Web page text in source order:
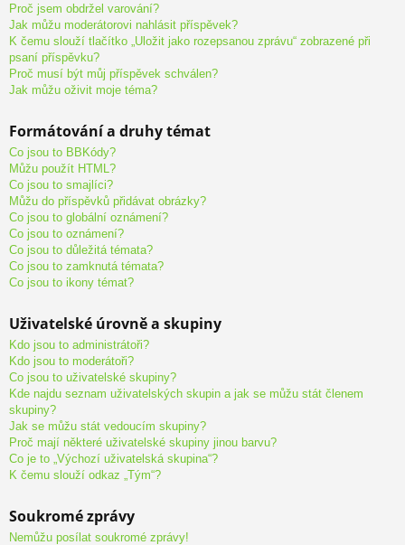
Proč jsem obdržel varování?
Jak můžu moderátorovi nahlásit příspěvek?
K čemu slouží tlačítko „Uložit jako rozepsanou zprávu“ zobrazené při
psaní příspěvku?
Proč musí být můj příspěvek schválen?
Jak můžu oživit moje téma?
Formátování a druhy témat
Co jsou to BBKódy?
Můžu použít HTML?
Co jsou to smajlíci?
Můžu do příspěvků přidávat obrázky?
Co jsou to globální oznámení?
Co jsou to oznámení?
Co jsou to důležitá témata?
Co jsou to zamknutá témata?
Co jsou to ikony témat?
Uživatelské úrovně a skupiny
Kdo jsou to administrátoři?
Kdo jsou to moderátoři?
Co jsou to uživatelské skupiny?
Kde najdu seznam uživatelských skupin a jak se můžu stát členem
skupiny?
Jak se můžu stát vedoucím skupiny?
Proč mají některé uživatelské skupiny jinou barvu?
Co je to „Výchozí uživatelská skupina“?
K čemu slouží odkaz „Tým“?
Soukromé zprávy
Nemůžu posílat soukromé zprávy!